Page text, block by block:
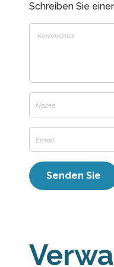
Schreiben Sie